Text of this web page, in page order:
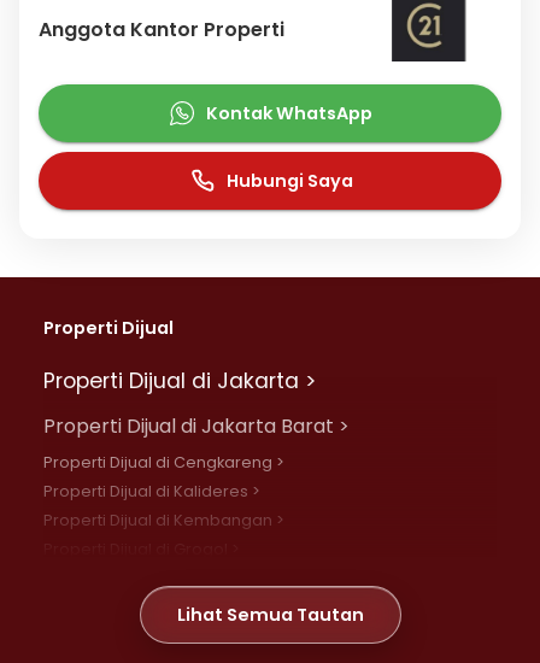
Anggota Kantor Properti
Kontak WhatsApp
Hubungi Saya
Properti Dijual
Properti Dijual di Jakarta >
Properti Dijual di Jakarta Barat >
Properti Dijual di Cengkareng >
Properti Dijual di Kalideres >
Properti Dijual di Kembangan >
Properti Dijual di Meruya >
Properti Dijual di Jelambar >
Lihat Semua Tautan